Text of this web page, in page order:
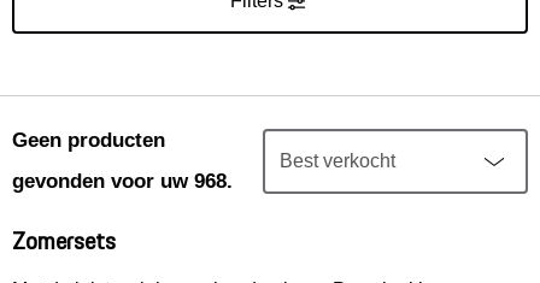
Mijn account
Geen producten
gevonden voor uw 968.
Zomersets